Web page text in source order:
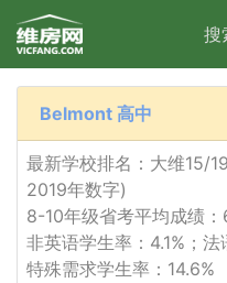
搜
Belmont 高中
最新学校排名：大维15/
2019年数字)
8-10年级省考平均成绩
非英语学生率：4.1%；法
特殊需求学生率：14.6%